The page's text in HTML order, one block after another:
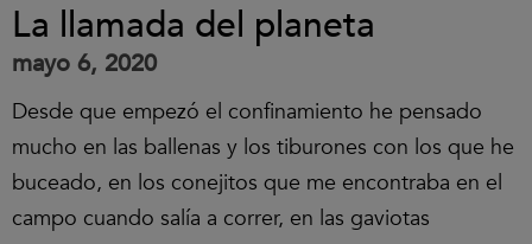
La llamada del planeta
mayo 6, 2020
Desde que empezó el confinamiento he pensado
mucho en las ballenas y los tiburones con los que he
buceado, en los conejitos que me encontraba en el
campo cuando salía a correr, en las gaviotas